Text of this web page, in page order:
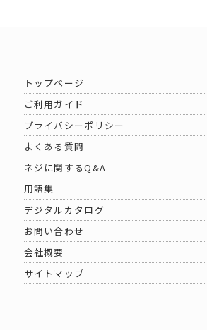
トップページ
ご利用ガイド
プライバシーポリシー
よくある質問
ネジに関するQ&A
用語集
デジタルカタログ
お問い合わせ
会社概要
サイトマップ